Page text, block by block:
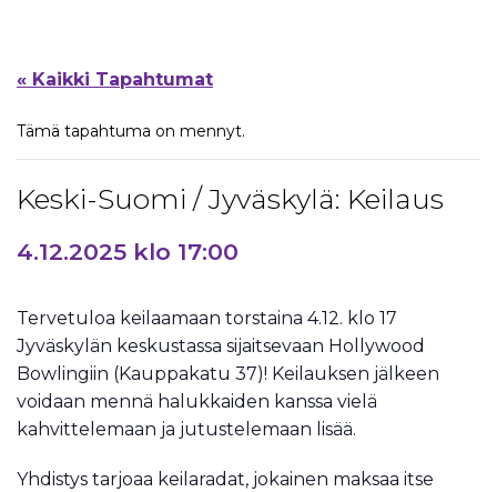
« Kaikki Tapahtumat
Tämä tapahtuma on mennyt.
Keski-Suomi / Jyväskylä: Keilaus
4.12.2025 klo 17:00
Tervetuloa keilaamaan torstaina 4.12. klo 17
Jyväskylän keskustassa sijaitsevaan Hollywood
Bowlingiin (Kauppakatu 37)! Keilauksen jälkeen
voidaan mennä halukkaiden kanssa vielä
kahvittelemaan ja jutustelemaan lisää.
Yhdistys tarjoaa keilaradat, jokainen maksaa itse